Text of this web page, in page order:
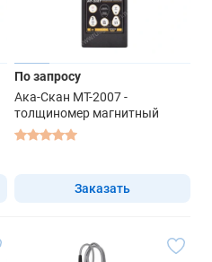
По запросу
Ака-Скан МТ-2007 -
толщиномер магнитный
Заказать